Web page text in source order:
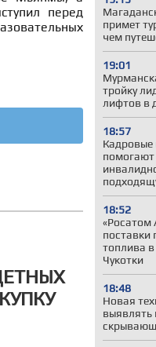
примет
чем
19:01
тройку
лифтов в
18:57
Кадровые
18:52
«Росатом
поставки
топлива
Чукотки
18:48
Новая
выявлять
перед